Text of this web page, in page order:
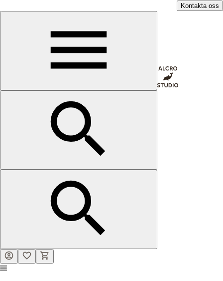
Kontakta oss